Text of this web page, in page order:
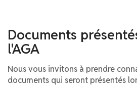
Documents
l'AGA
Nous vous invitons à prendre
documents qui seront présentés